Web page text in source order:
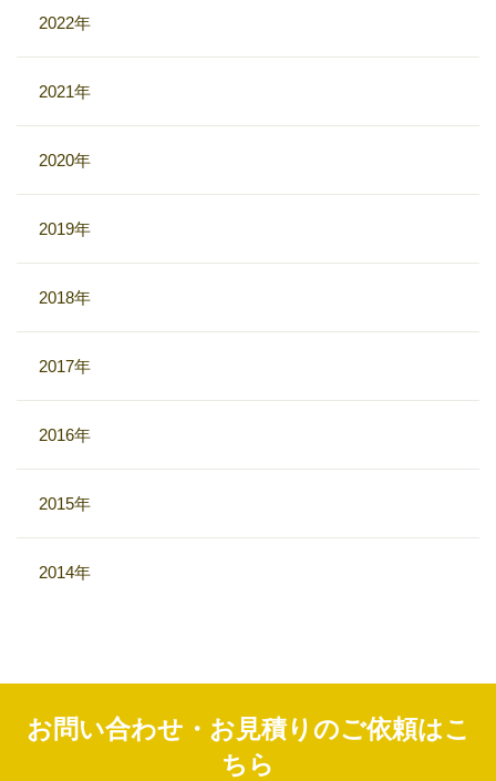
2022年
2021年
2020年
2019年
2018年
2017年
2016年
2015年
2014年
お問い合わせ・お見積りのご依頼はこ
ちら